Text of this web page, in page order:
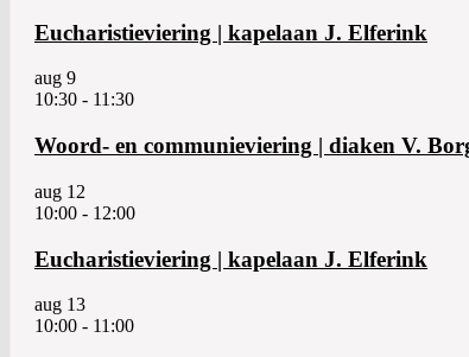
Eucharistieviering | kapelaan J. Elferink
aug 9
10:30 - 11:30
Woord- en communieviering | diaken V.
aug 12
10:00 - 12:00
Eucharistieviering | kapelaan J. Elferink
aug 13
10:00 - 11:00